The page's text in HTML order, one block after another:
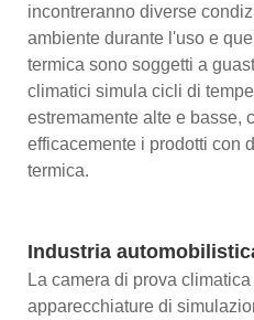
incontreranno diverse
ambiente durante l'uso e
termica sono soggetti a
climatici simula cicli di
estremamente alte e basse,
efficacemente i prodotti con
termica.
Industria
La camera di prova
apparecchiature di